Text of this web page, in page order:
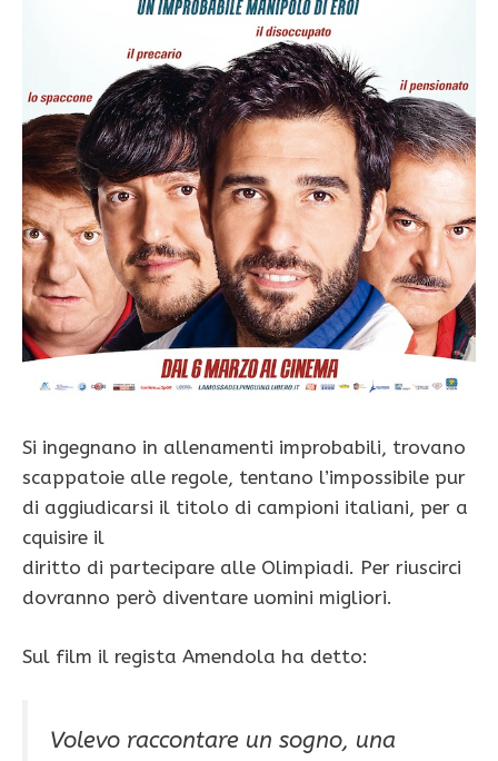
Si ingegnano in allenamenti improbabili, trovano
scappatoie alle regole, tentano l’impossibile pur
di aggiudicarsi il titolo di campioni italiani, per a
cquisire il
diritto di partecipare alle Olimpiadi. Per riuscirci
dovranno però diventare uomini migliori.
Sul film il regista Amendola ha detto:
Volevo raccontare un sogno, una